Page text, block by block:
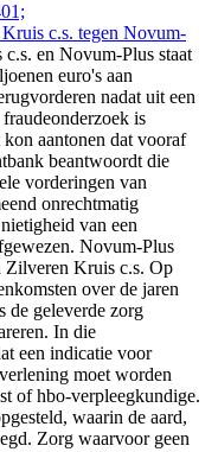
c.s. tegen Novum-
en Novum-Plus staat
euro's aan
nadat uit een
is
aantonen dat vooraf
beantwoordt die
vorderingen van
onrechtmatig
van een
Novum-Plus
Zilveren Kruis c.s. Op
over de jaren
de geleverde zorg
In die
een indicatie voor
moet worden
of hbo-verpleegkundige.
waarin de aard,
Zorg waarvoor geen